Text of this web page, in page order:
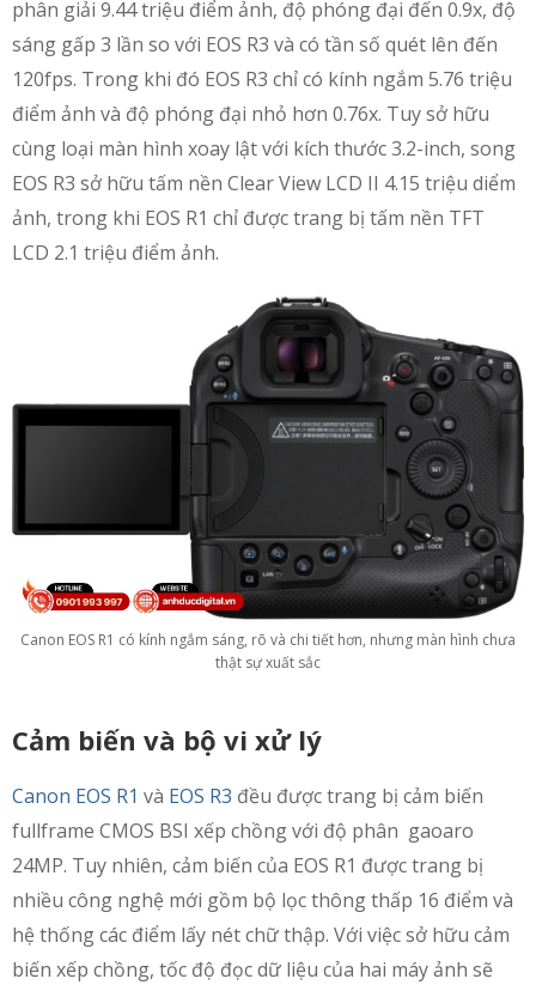
phân giải 9.44 triệu điểm ảnh, độ phóng đại đến 0.9x, độ
sáng gấp 3 lần so với EOS R3 và có tần số quét lên đến
120fps. Trong khi đó EOS R3 chỉ có kính ngắm 5.76 triệu
điểm ảnh và độ phóng đại nhỏ hơn 0.76x. Tuy sở hữu
cùng loại màn hình xoay lật với kích thước 3.2-inch, song
EOS R3 sở hữu tấm nền Clear View LCD II 4.15 triệu diểm
ảnh, trong khi EOS R1 chỉ được trang bị tấm nền TFT
LCD 2.1 triệu điểm ảnh.
Canon EOS R1 có kính ngắm sáng, rõ và chi tiết hơn, nhưng màn hình chưa
thật sự xuất sắc
Cảm biến và bộ vi xử lý
Canon EOS R1 và EOS R3 đều được trang bị cảm biến
fullframe CMOS BSI xếp chồng với độ phân gaoaro
24MP. Tuy nhiên, cảm biến của EOS R1 được trang bị
nhiều công nghệ mới gồm bộ lọc thông thấp 16 điểm và
hệ thống các điểm lấy nét chữ thập. Với việc sở hữu cảm
biến xếp chồng, tốc độ đọc dữ liệu của hai máy ảnh sẽ